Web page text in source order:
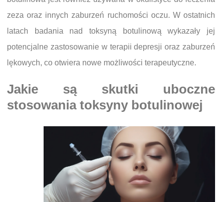
zeza oraz innych zaburzeń ruchomości oczu. W ostatnich
latach badania nad toksyną botulinową wykazały jej
potencjalne zastosowanie w terapii depresji oraz zaburzeń
lękowych, co otwiera nowe możliwości terapeutyczne.
Jakie są skutki uboczne
stosowania toksyny botulinowej